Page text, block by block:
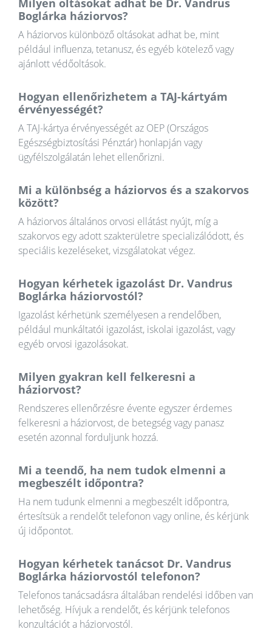
Milyen oltásokat adhat be Dr. Vandrus
Boglárka háziorvos?
A háziorvos különböző oltásokat adhat be, mint
például influenza, tetanusz, és egyéb kötelező vagy
ajánlott védőoltások.
Hogyan ellenőrizhetem a TAJ-kártyám
érvényességét?
A TAJ-kártya érvényességét az OEP (Országos
Egészségbiztosítási Pénztár) honlapján vagy
ügyfélszolgálatán lehet ellenőrizni.
Mi a különbség a háziorvos és a szakorvos
között?
A háziorvos általános orvosi ellátást nyújt, míg a
szakorvos egy adott szakterületre specializálódott, és
speciális kezeléseket, vizsgálatokat végez.
Hogyan kérhetek igazolást Dr. Vandrus
Boglárka háziorvostól?
Igazolást kérhetünk személyesen a rendelőben,
például munkáltatói igazolást, iskolai igazolást, vagy
egyéb orvosi igazolásokat.
Milyen gyakran kell felkeresni a
háziorvost?
Rendszeres ellenőrzésre évente egyszer érdemes
felkeresni a háziorvost, de betegség vagy panasz
esetén azonnal forduljunk hozzá.
Mi a teendő, ha nem tudok elmenni a
megbeszélt időpontra?
Ha nem tudunk elmenni a megbeszélt időpontra,
értesítsük a rendelőt telefonon vagy online, és kérjünk
új időpontot.
Hogyan kérhetek tanácsot Dr. Vandrus
Boglárka háziorvostól telefonon?
Telefonos tanácsadásra általában rendelési időben van
lehetőség. Hívjuk a rendelőt, és kérjünk telefonos
konzultációt a háziorvostól.